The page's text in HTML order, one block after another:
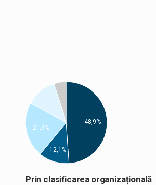
48,9%
21,9%
12,1%
Prin clasificarea organizațională